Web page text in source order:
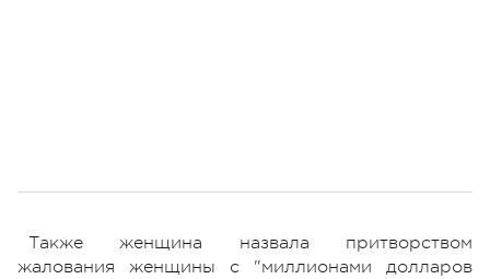
Также женщина назвала притворством
жалования женщины с "миллионами долларов